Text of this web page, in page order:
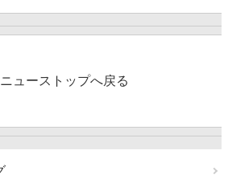
ニューストップへ戻る